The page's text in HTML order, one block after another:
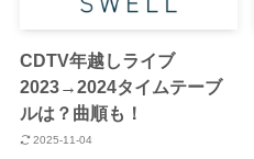
CDTV年越しライブ
2023→2024タイムテーブ
ルは？曲順も！
2025-11-04